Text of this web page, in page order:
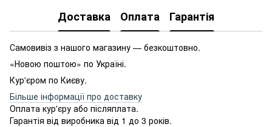
Доставка Оплата Гарантія
Самовивіз з нашого магазину — безкоштовно.
«Новою поштою» по Україні.
Кур'єром по Києву.
Більше інформації про доставку
Оплата кур'єру або післяплата.
Гарантія від виробника від 1 до 3 років.